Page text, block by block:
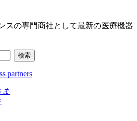
スの専門商社として最新の医療機器
検索
partners
ま